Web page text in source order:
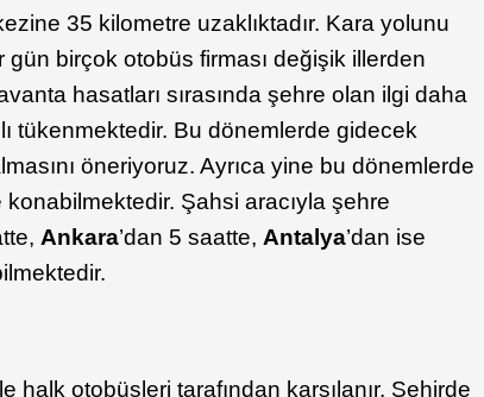
35 kilometre uzaklıktadır. Kara yolunu
birçok otobüs firması değişik illerden
hasatları sırasında şehre olan ilgi daha
tükenmektedir. Bu dönemlerde gidecek
öneriyoruz. Ayrıca yine bu dönemlerde
Şahsi aracıyla şehre
Ankara’dan 5 saatte, Antalya’dan ise
halk otobüsleri tarafından karşılanır. Şehirde